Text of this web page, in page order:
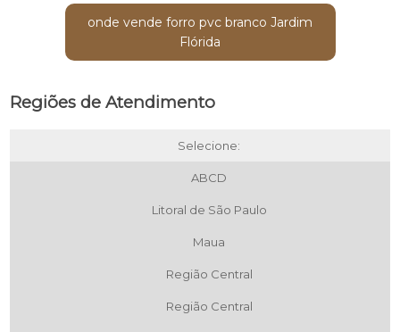
onde vende forro pvc branco Jardim
Flórida
Regiões de Atendimento
Selecione:
ABCD
Litoral de São Paulo
Maua
Região Central
Região Central